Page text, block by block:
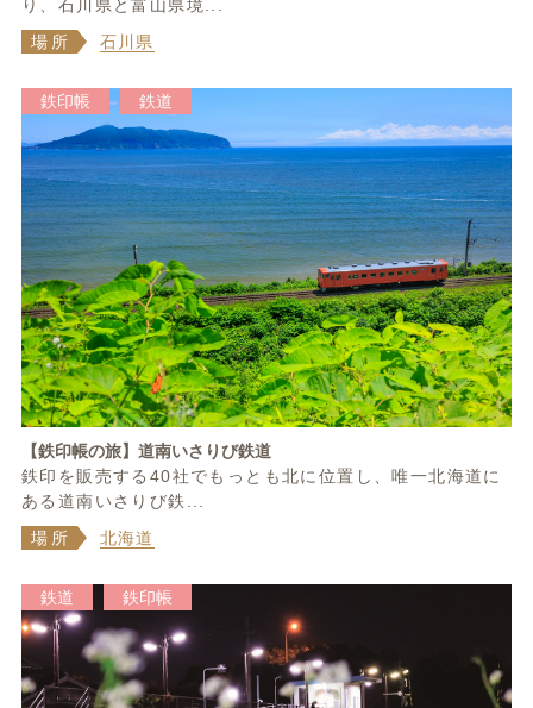
り、石川県と富山県境...
場所
石川県
鉄印帳 鉄道
【鉄印帳の旅】道南いさりび鉄道
鉄印を販売する40社でもっとも北に位置し、唯一北海道に
ある道南いさりび鉄...
場所
北海道
鉄道 鉄印帳